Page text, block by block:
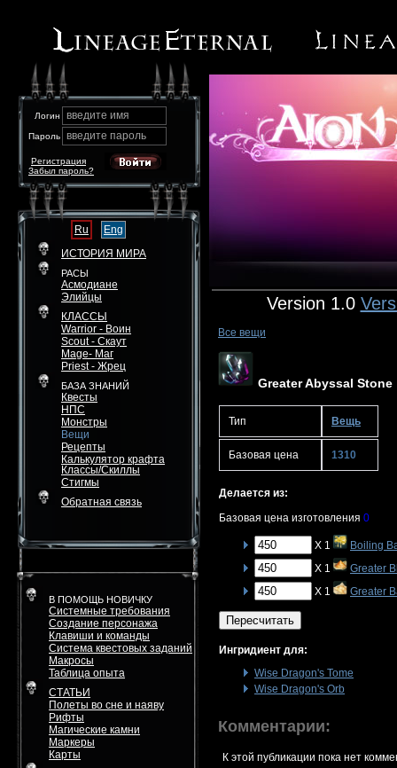
Логин введите имя
Пароль введите пароль
Забыл пароль?
Регистрация
Ru
Eng
ИСТОРИЯ МИРА
РАСЫ
Асмодиане
Элийцы
КЛАССЫ
Warrior - Воин
Scout - Скаут
Mage- Маг
Priest - Жрец
БАЗА ЗНАНИЙ
Квесты
НПС
Монстры
Вещи
Рецепты
Калькулятор крафта
Классы/Скиллы
Стигмы
Обратная связь
В ПОМОЩЬ НОВИЧКУ
Системные требования
Создание персонажа
Клавиши и команды
Система квестовых заданий
Макросы
Таблица опыта
СТАТЬИ
Полеты во сне и наяву
Рифты
Магические камни
Маркеры
Карты
Version 1.0
Все вещи
Greater Abyssal Stone
Тип Вещь
Базовая цена 1310
Делается из:
Базовая цена изготовления 0
X 1
Boiling
X 1
Greater
X 1
Greater
Пересчитать
Ингридиент для:
Wise Dragon's Tome
Wise Dragon's Orb
Комментарии:
К этой публикации пока нет